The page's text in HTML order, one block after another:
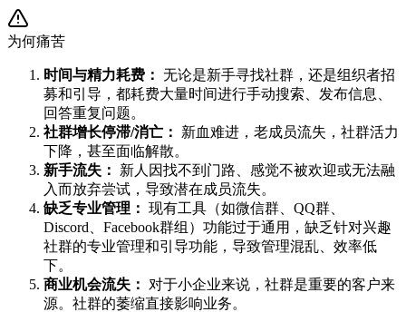
为何痛苦
时间与精力耗费： 无论是新手寻找社群，还是组织者招
募和引导，都耗费大量时间进行手动搜索、发布信息、
回答重复问题。
社群增长停滞/消亡：
新血难进，老成员流失，社群活力
下降，甚至面临解散。
新手流失：
新人因找不到门路、感觉不被欢迎或无法融
入而放弃尝试，导致潜在成员流失。
缺乏专业管理： 现有工具（如微信群、QQ群、
Discord、Facebook群组）功能过于通用，缺乏针对兴趣
社群的专业管理和引导功能，导致管理混乱、效率低
下。
商业机会流失：
对于小企业来说，社群是重要的客户来
源。社群的萎缩直接影响业务。